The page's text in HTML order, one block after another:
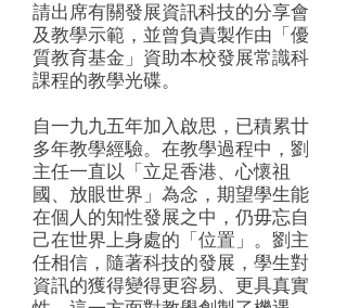
請出席有關發展資訊科技的分享會
及教學示範，並曾負責製作由「優
質教育基金」資助本校發展常識科
課程的教學光碟。
​自一九九五年加入啟思，已積累廿
多年教學經驗。在教學過程中，劉
主任一直以「立足香港、心懷祖
國、放眼世界」為念，期望學生能
在個人的知性發展之中，仍毋忘自
己在世界上身處的「位置」。劉主
任相信，隨著科技的發展，學生對
資訊的獲得變得更容易、更具真實